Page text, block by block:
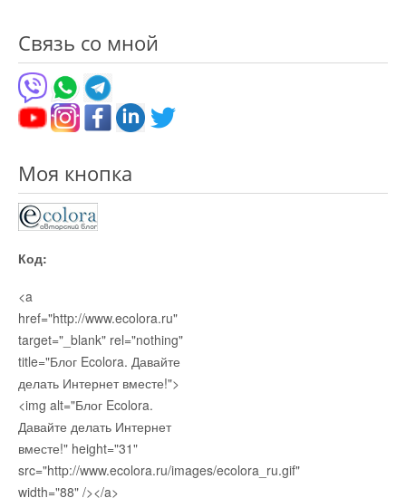
Связь со мной
Моя кнопка
Код:
<a
href="http://www.ecolora.ru"
target="_blank" rel="nothing"
title="Блог Ecolora. Давайте
делать Интернет вместе!">
<img alt="Блог Ecolora.
Давайте делать Интернет
вместе!" height="31"
src="http://www.ecolora.ru/images/ecolora_ru.gif"
width="88" /></a>